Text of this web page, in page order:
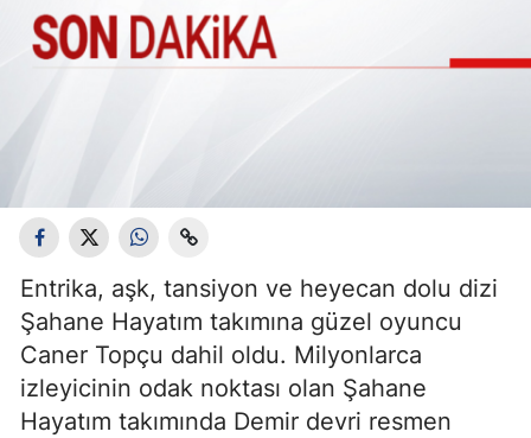
Entrika, aşk, tansiyon ve heyecan dolu dizi
Şahane Hayatım takımına güzel oyuncu
Caner Topçu dahil oldu. Milyonlarca
izleyicinin odak noktası olan Şahane
Hayatım takımında Demir devri resmen